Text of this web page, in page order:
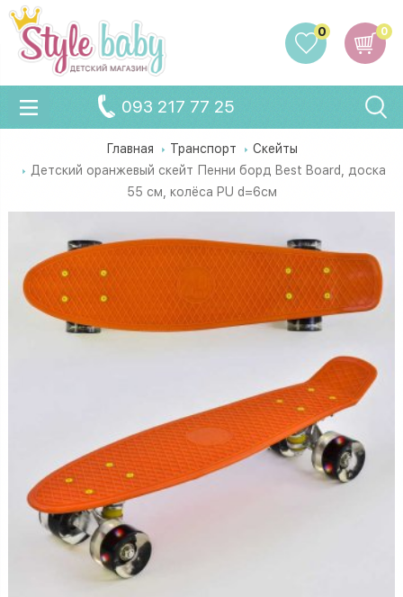
0
0
093 217 77 25
Главная Транспорт
Скейты
Детский оранжевый скейт Пенни борд Best Board, доска
55 см, колёса PU d=6см